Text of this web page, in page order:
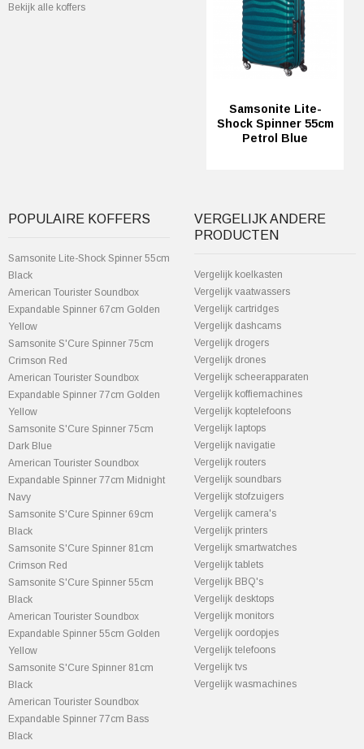
Bekijk alle koffers
Samsonite Lite-
Shock Spinner 55cm
Petrol Blue
POPULAIRE KOFFERS
Samsonite Lite-Shock Spinner 55cm
Black
American Tourister Soundbox
Expandable Spinner 67cm Golden
Yellow
Samsonite S'Cure Spinner 75cm
Crimson Red
American Tourister Soundbox
Expandable Spinner 77cm Golden
Yellow
Samsonite S'Cure Spinner 75cm
Dark Blue
American Tourister Soundbox
Expandable Spinner 77cm Midnight
Navy
Samsonite S'Cure Spinner 69cm
Black
Samsonite S'Cure Spinner 81cm
Crimson Red
Samsonite S'Cure Spinner 55cm
Black
American Tourister Soundbox
Expandable Spinner 55cm Golden
Yellow
Samsonite S'Cure Spinner 81cm
Black
American Tourister Soundbox
Expandable Spinner 77cm Bass
Black
VERGELIJK ANDERE
PRODUCTEN
Vergelijk koelkasten
Vergelijk vaatwassers
Vergelijk cartridges
Vergelijk dashcams
Vergelijk drogers
Vergelijk drones
Vergelijk scheerapparaten
Vergelijk koffiemachines
Vergelijk koptelefoons
Vergelijk laptops
Vergelijk navigatie
Vergelijk routers
Vergelijk soundbars
Vergelijk stofzuigers
Vergelijk camera's
Vergelijk printers
Vergelijk smartwatches
Vergelijk tablets
Vergelijk BBQ's
Vergelijk desktops
Vergelijk monitors
Vergelijk oordopjes
Vergelijk telefoons
Vergelijk tvs
Vergelijk wasmachines